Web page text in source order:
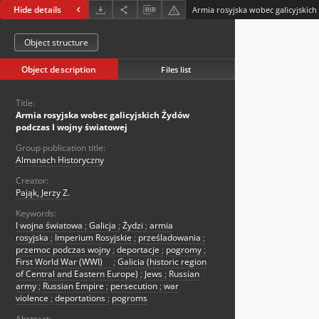
Hide details
Object structure
Object description Files list
Title:
Armia rosyjska wobec galicyjskich Żydów
podczas I wojny światowej
Group publication title:
Almanach Historyczny
Creator:
Pająk, Jerzy Z.
Keywords:
I wojna światowa ; Galicja ; Żydzi ; armia
rosyjska ; Imperium Rosyjskie ; prześladowania ;
przemoc podczas wojny ; deportacje ; pogromy ;
First World War (WWI) ; Galicia (historic region
of Central and Eastern Europe) ; Jews ; Russian
army ; Russian Empire ; persecution ; war
violence ; deportations ; pogroms